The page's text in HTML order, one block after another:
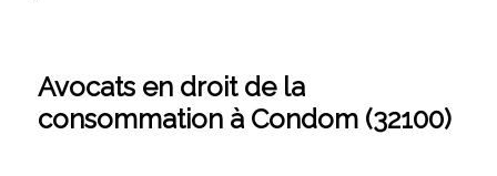
Avocats en droit de la
consommation à Condom (32100)